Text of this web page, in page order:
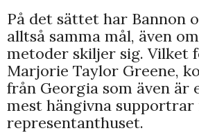
På det sättet har Bannon
alltså samma mål, även
metoder skiljer sig. Vilket
Marjorie Taylor Greene,
från Georgia som även är
mest hängivna supportrar
representanthuset.